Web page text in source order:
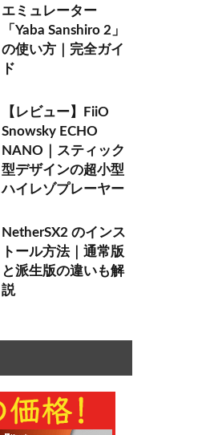
エミュレーター
「Yaba Sanshiro 2」
の使い方｜完全ガイ
ド
【レビュー】FiiO
Snowsky ECHO
NANO｜スティック
型デザインの超小型
ハイレゾプレーヤー
NetherSX2 のインス
トール方法｜通常版
と派生版の違いも解
説